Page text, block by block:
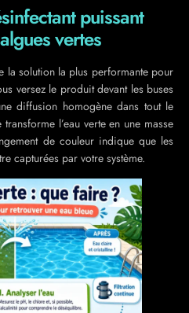
puissant
vertes
la solution la plus performante pour
versez le produit devant les buses
diffusion homogène dans tout le
l’eau verte en une masse
de couleur indique que les
capturées par votre système.